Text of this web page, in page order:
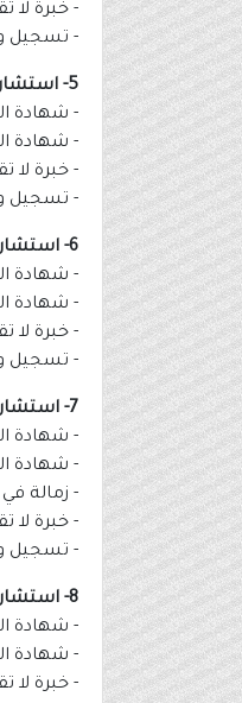
- خبرة
- تسجيل
5- استشاري الجهاز الهضمي والمناظير لدى الكبار:
- شهادة
- شهادة
- خبرة
- تسجيل
6- استشاري طب الشيخوخة:
- شهادة
- شهادة
- خبرة
- تسجيل
7- استشاري طب زراعة الكلى:
- شهادة
- شهادة
- زمالة
- خبرة
- تسجيل
8- استشاري عناية مركزة للمخ والأعصاب:
- شهادة
- شهادة
- خبرة